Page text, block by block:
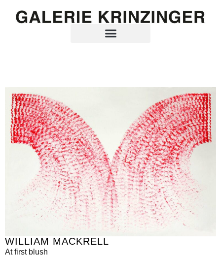
WILLIAM MACKRELL
At first blush